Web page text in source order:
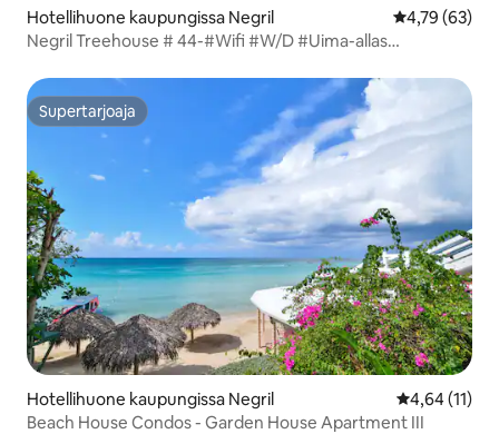
Hotellihuone kaupungissa Negril
4,79 (63)
Negril Treehouse # 44-#Wifi #W/D #Uima-allas
Supertarjoaja
Supertarjoaja
Hotellihuone kaupungissa Negril
4,64 (11)
Beach House Condos - Garden House Apartment III